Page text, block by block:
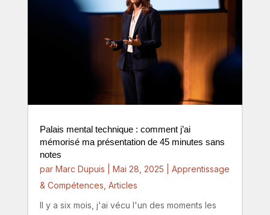
Palais mental technique : comment j’ai
mémorisé ma présentation de 45 minutes sans
notes
par Marc Dupuis Mai 28, 2025
Apprentissage
& Compétences, Articles
Il y a six mois, j'ai vécu l'un des moments les